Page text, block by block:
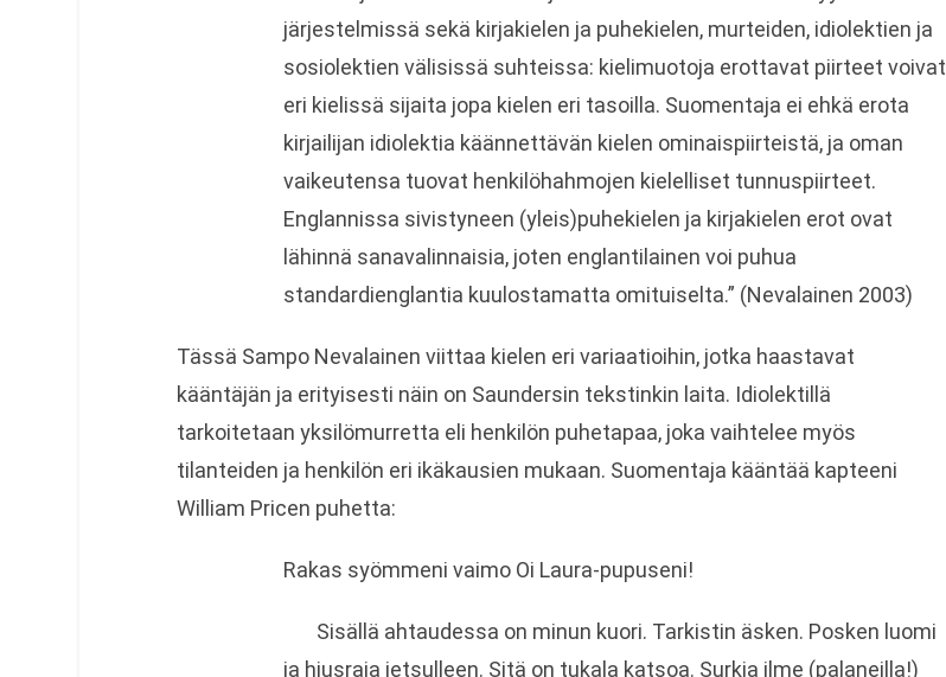
järjestelmissä sekä kirjakielen ja puhekielen, murteiden, idiolektien ja
sosiolektien välisissä suhteissa: kielimuotoja erottavat piirteet voivat
eri kielissä sijaita jopa kielen eri tasoilla. Suomentaja ei ehkä erota
kirjailijan idiolektia käännettävän kielen ominaispiirteistä, ja oman
vaikeutensa tuovat henkilöhahmojen kielelliset tunnuspiirteet.
Englannissa sivistyneen (yleis)puhekielen ja kirjakielen erot ovat
lähinnä sanavalinnaisia, joten englantilainen voi puhua
standardienglantia kuulostamatta omituiselta.” (Nevalainen 2003)
Tässä Sampo Nevalainen viittaa kielen eri variaatioihin, jotka haastavat
kääntäjän ja erityisesti näin on Saundersin tekstinkin laita. Idiolektillä
tarkoitetaan yksilömurretta eli henkilön puhetapaa, joka vaihtelee myös
tilanteiden ja henkilön eri ikäkausien mukaan. Suomentaja kääntää kapteeni
William Pricen puhetta:
Rakas syömmeni vaimo Oi Laura-pupuseni!
Sisällä ahtaudessa on minun kuori. Tarkistin äsken. Posken luomi
ja hiusraja jetsulleen. Sitä on tukala katsoa. Surkia ilme (palaneilla!)